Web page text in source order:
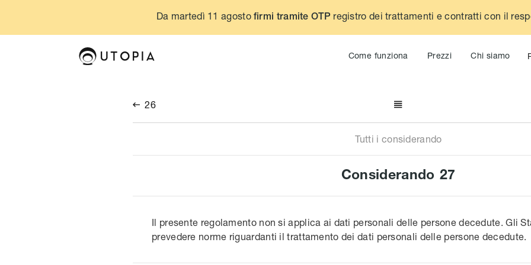
Da martedì 11 agostofirmi tramite OTP registro dei trattamenti e contratti con il
Come funziona Prezzi Chi siamo
 26 
Tutti i considerando
Considerando 27
Il presente regolamento non si applica ai dati personali delle persone decedute. Gli
prevedere norme riguardanti il trattamento dei dati personali delle persone decedute.